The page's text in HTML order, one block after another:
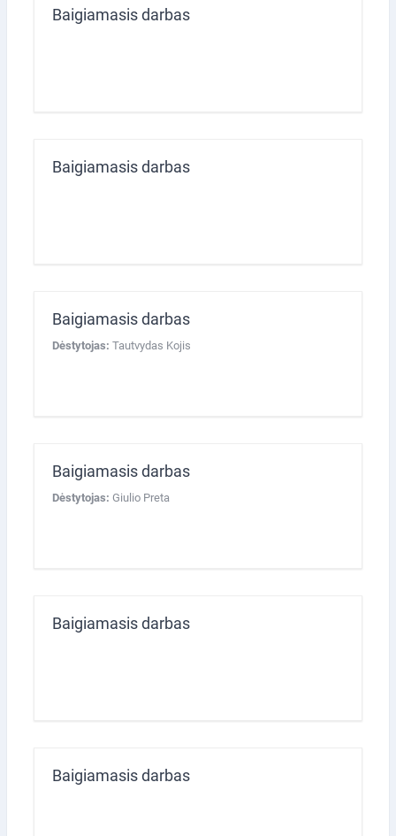
Baigiamasis darbas
Baigiamasis darbas
Baigiamasis darbas
Dėstytojas: Tautvydas Kojis
Baigiamasis darbas
Dėstytojas: Giulio Preta
Baigiamasis darbas
Baigiamasis darbas